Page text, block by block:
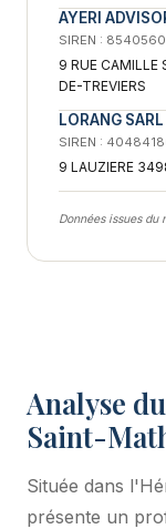
Analyse
Saint-
Située dans
présente un
AYERI
SIREN :
9 RUE
DE-TREVIERS
LORANG SARL
SIREN :
9 LAUZIERE
Données issues